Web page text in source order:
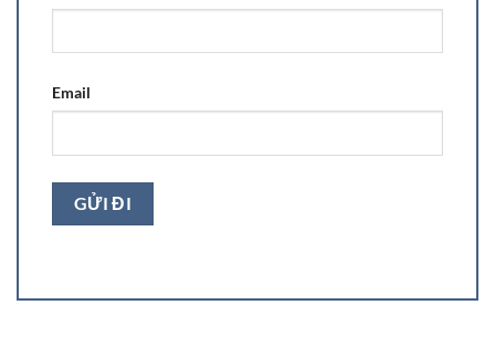
Email